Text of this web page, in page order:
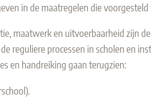
in de maatregelen die
maatwerk en uitvoerbaarheid zijn
reguliere processen in scholen en
en handreiking gaan terugzien: